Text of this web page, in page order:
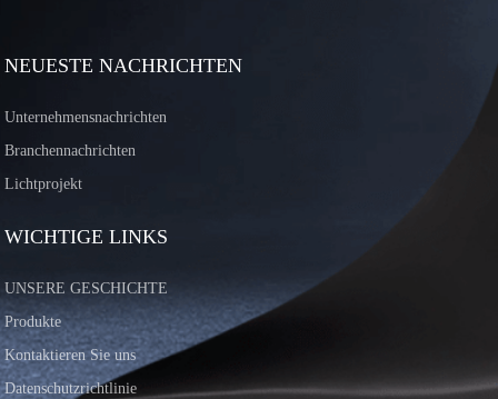
NEUESTE NACHRICHTEN
Unternehmensnachrichten
Branchennachrichten
Lichtprojekt
WICHTIGE LINKS
UNSERE GESCHICHTE
Produkte
Kontaktieren Sie uns
Datenschutzrichtlinie